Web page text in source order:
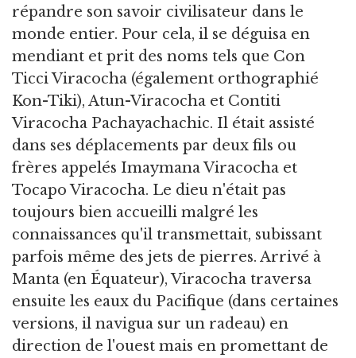
répandre son savoir civilisateur dans le
monde entier. Pour cela, il se déguisa en
mendiant et prit des noms tels que Con
Ticci Viracocha (également orthographié
Kon-Tiki), Atun-Viracocha et Contiti
Viracocha Pachayachachic. Il était assisté
dans ses déplacements par deux fils ou
frères appelés Imaymana Viracocha et
Tocapo Viracocha. Le dieu n'était pas
toujours bien accueilli malgré les
connaissances qu'il transmettait, subissant
parfois même des jets de pierres. Arrivé à
Manta (en Équateur), Viracocha traversa
ensuite les eaux du Pacifique (dans certaines
versions, il navigua sur un radeau) en
direction de l'ouest mais en promettant de